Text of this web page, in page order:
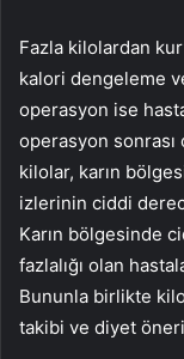
Fazla kilolardan
kalori dengeleme
operasyon ise
operasyon sonrası
kilolar, karın
izlerinin ciddi
Karın bölgesinde
fazlalığı olan
Bununla birlikte
takibi ve diyet